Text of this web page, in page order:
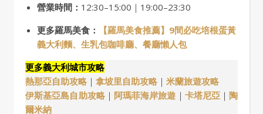
營業時間： 12:30–15:00｜19:00–23:30
更多羅馬美食：
【羅馬美食推薦】9間必吃培根蛋黃
義大利麵、生乳包咖啡廳、餐廳懶人包
更多義大利城市攻略
熱那亞自助攻略 ｜ 拿坡里自助攻略 ｜ 米蘭旅遊攻略
伊斯基亞島自助攻略｜ 阿瑪菲海岸旅遊 ｜ 卡塔尼亞｜陶
爾米納